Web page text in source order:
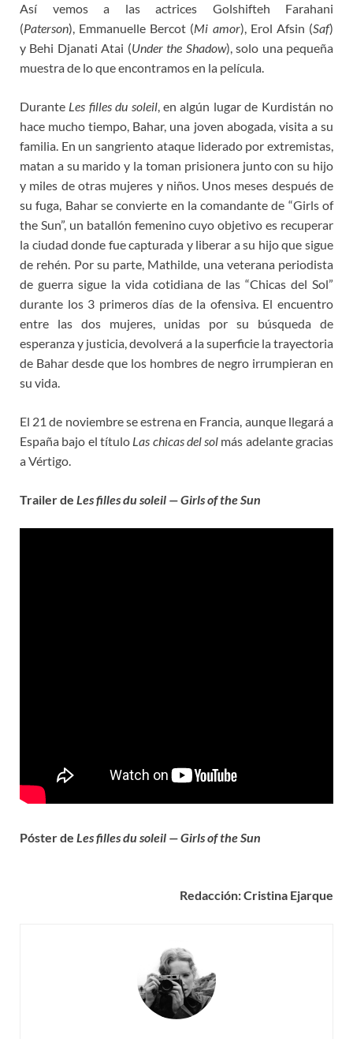
Así vemos a las actrices Golshifteh Farahani
(Paterson), Emmanuelle Bercot (Mi amor), Erol Afsin (Saf)
y Behi Djanati Atai (Under the Shadow), solo una pequeña
muestra de lo que encontramos en la película.
Durante Les filles du soleil, en algún lugar de Kurdistán no
hace mucho tiempo, Bahar, una joven abogada, visita a su
familia. En un sangriento ataque liderado por extremistas,
matan a su marido y la toman prisionera junto con su hijo
y miles de otras mujeres y niños. Unos meses después de
su fuga, Bahar se convierte en la comandante de “Girls of
the Sun”, un batallón femenino cuyo objetivo es recuperar
la ciudad donde fue capturada y liberar a su hijo que sigue
de rehén. Por su parte, Mathilde, una veterana periodista
de guerra sigue la vida cotidiana de las “Chicas del Sol”
durante los 3 primeros días de la ofensiva. El encuentro
entre las dos mujeres, unidas por su búsqueda de
esperanza y justicia, devolverá a la superficie la trayectoria
de Bahar desde que los hombres de negro irrumpieran en
su vida.
El 21 de noviembre se estrena en Francia, aunque llegará a
España bajo el título Las chicas del sol más adelante gracias
a Vértigo.
Trailer de Les filles du soleil — Girls of the Sun
Póster de Les filles du soleil — Girls of the Sun
Redacción: Cristina Ejarque